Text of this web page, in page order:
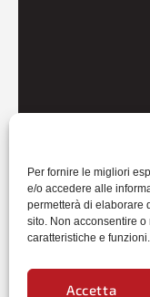
Per fornire le migliori
e/o accedere alle
permetterà di elaborare
sito. Non acconsentire
caratteristiche e funzioni.
Accetta
© 2026